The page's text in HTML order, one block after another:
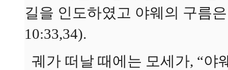
길을 인도하였고 야웨의 구름
10:33,34).
궤가 떠날 때에는 모세가, “야